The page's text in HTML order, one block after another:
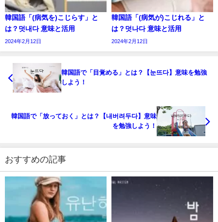
韓国語「(病気を)こじらす」と
は？덧내다 意味と活用
2024年2月12日
韓国語「(病気が)こじれる」と
は？덧나다 意味と活用
2024年2月12日
韓国語で「目覚める」とは？【눈뜨다】意味を勉強
しよう！
韓国語で「放っておく」とは？【내버려두다】意味
を勉強しよう！
おすすめの記事